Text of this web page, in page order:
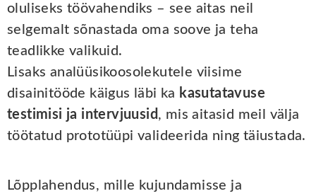
oluliseks töövahendiks – see aitas neil
selgemalt sõnastada oma soove ja teha
teadlikke valikuid.
Lisaks analüüsikoosolekutele viisime
disainitööde käigus läbi ka kasutatavuse
testimisi ja intervjuusid , mis aitasid meil välja
töötatud prototüüpi valideerida ning täiustada.
Lõpplahendus, mille kujundamisse ja